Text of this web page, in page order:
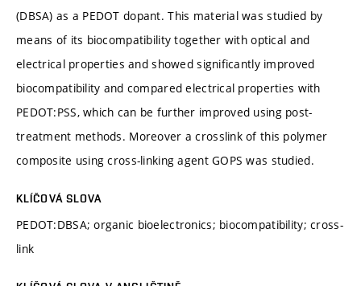
(DBSA) as a PEDOT dopant. This material was studied by
means of its biocompatibility together with optical and
electrical properties and showed significantly improved
biocompatibility and compared electrical properties with
PEDOT:PSS, which can be further improved using post-
treatment methods. Moreover a crosslink of this polymer
composite using cross-linking agent GOPS was studied.
KLÍČOVÁ SLOVA
PEDOT:DBSA; organic bioelectronics; biocompatibility; cross-
link